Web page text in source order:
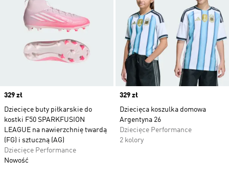
Price
329 zł
Dziecięce buty piłkarskie do
kostki F50 SPARKFUSION
LEAGUE na nawierzchnię twardą
(FG) i sztuczną (AG)
Dziecięce Performance
Nowość
Price
329 zł
Dziecięca koszulka domowa
Argentyna 26
Dziecięce Performance
2 kolory